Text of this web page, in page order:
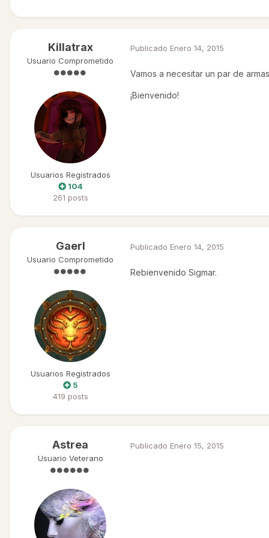
Killatrax
Usuario Comprometido
Usuarios Registrados
104
261 posts
Publicado Enero 14, 2015
Vamos a necesitar un par de
¡Bienvenido!
Gaerl
Usuario Comprometido
Usuarios Registrados
5
419 posts
Publicado Enero 14, 2015
Rebienvenido Sigmar.
Astrea
Usuario Veterano
Publicado Enero 15, 2015